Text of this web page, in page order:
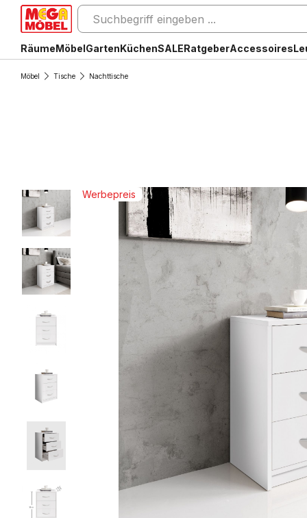
RäumeMöbelGartenKüchenSALERatgeberAccessoires
Möbel Tische Nachttische
Werbepreis